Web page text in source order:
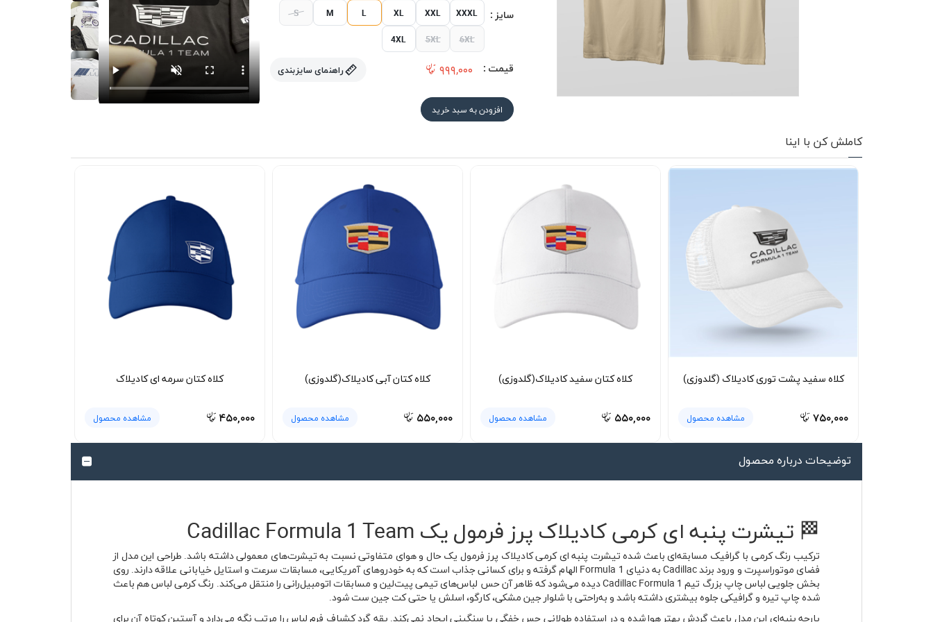
سایز : S M L XL XXL XXXL
4XL 5XL 6XL
قیمت : ۹۹۹,۰۰۰ راهنمای سایزبندی
افزودن به سبد خرید
کاملش کن با اینا
کلاه سفید پشت توری کادیلاک (گلدوزی)
۷۵۰,۰۰۰ مشاهده محصول
کلاه کتان سفید کادیلاک(گلدوزی)
۵۵۰,۰۰۰ مشاهده محصول
کلاه کتان آبی کادیلاک(گلدوزی)
۵۵۰,۰۰۰ مشاهده محصول
کلاه کتان سرمه ای کادیلاک
۴۵۰,۰۰۰ مشاهده محصول
توضیحات درباره محصول
🏁 تیشرت پنبه ای کرمی کادیلاک پرز فرمول یک Cadillac Formula 1 Team
ترکیب رنگ کرمی با گرافیک مسابقه‌ای باعث شده تیشرت پنبه ای کرمی کادیلاک پرز فرمول یک حال و هوای متفاوتی نسبت به تیشرت‌های معمولی داشته باشد. طراحی این مدل از
فضای موتوراسپرت و ورود برند Cadillac به دنیای Formula 1 الهام گرفته و برای کسانی جذاب است که به خودروهای آمریکایی، مسابقات سرعت و استایل خیابانی علاقه دارند. روی
بخش جلویی لباس چاپ بزرگ تیم Cadillac Formula 1 دیده می‌شود که ظاهر آن حس لباس‌های تیمی پیت‌لین و مسابقات اتومبیل‌رانی را منتقل می‌کند. رنگ کرمی لباس هم باعث
شده چاپ تیره و گرافیکی جلوه بیشتری داشته باشد و به‌راحتی با شلوار جین مشکی، کارگو، اسلش یا حتی کت جین ست شود.
پارچه پنبه‌ای این مدل باعث گردش بهتر هوا شده و در استفاده طولانی حس خفگی یا سنگینی ایجاد نمی‌کند. یقه گرد کشباف فرم لباس را مرتب نگه می‌دارد و آستین کوتاه آن برای